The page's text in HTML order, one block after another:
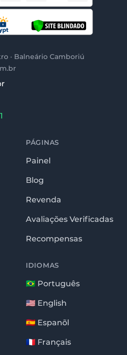
· Balneário Camboriú
PÁGINAS
Painel
Blog
Revenda
Avaliações Verificadas
Recompensas
IDIOMAS
🇧🇷 Português
🇺🇸 English
🇪🇸 Espanõl
🇫🇷 Français